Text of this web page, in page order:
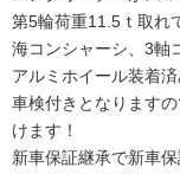
第5輪荷重11.5ｔ取れ
海コンシャーシ、3軸
アルミホイール装着済
車検付きとなります
けます！
新車保証継承で新車